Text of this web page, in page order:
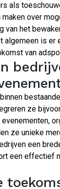
als
over
van het
algemeen is er
van
ze
ze unieke
een
een effectief